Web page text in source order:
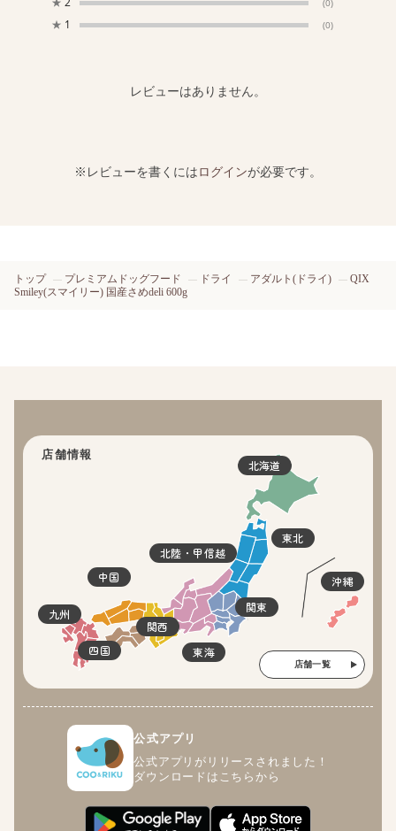
(0)
★ 1 (0)
レビューはありません。
※レビューを書くにはログインが必要です。
トップ プレミアムドッグフード ドライ アダルト(ドライ)
QIX
Smiley(スマイリー) 国産さめdeli 600g
店舗情報
北海道
東北
関東
北陸・甲信越
東海
関西
四国
中国
九州
沖縄
店舗一覧
公式アプリ
公式アプリがリリースされました！
ダウンロードはこちらから